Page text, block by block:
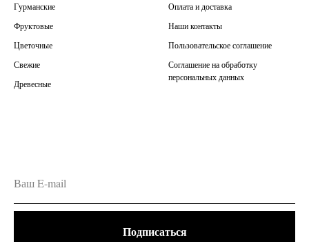
Гурманские
Фруктовые
Цветочные
Свежие
Древесные
Оплата и доставка
Наши контакты
Пользовательское соглашение
Соглашение на обработку
персональных данных
Подписаться